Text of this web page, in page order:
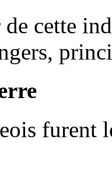
cette
furent